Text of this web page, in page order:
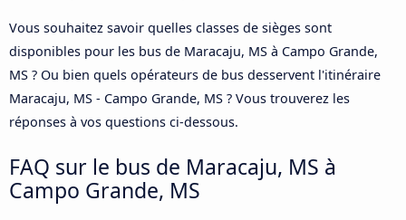
Vous souhaitez savoir quelles classes de sièges sont
disponibles pour les bus de Maracaju, MS à Campo Grande,
MS ? Ou bien quels opérateurs de bus desservent l'itinéraire
Maracaju, MS - Campo Grande, MS ? Vous trouverez les
réponses à vos questions ci-dessous.
FAQ sur le bus de Maracaju, MS à
Campo Grande, MS